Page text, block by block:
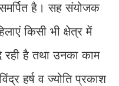
है। सह संयोजक
किसी भी क्षेत्र में
रही है तथा उनका काम
हर्ष व ज्योति प्रकाश